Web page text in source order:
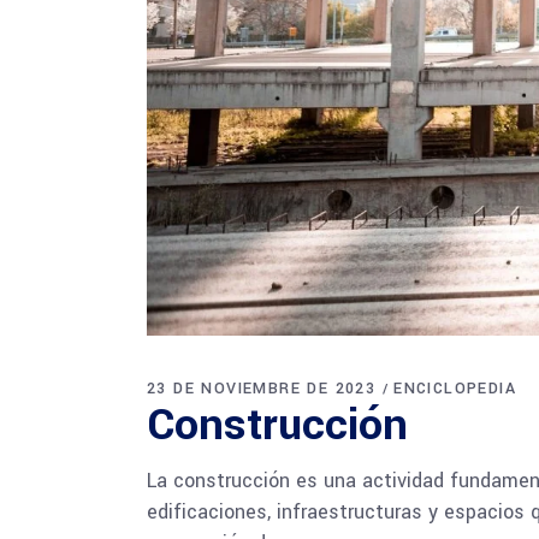
23 DE NOVIEMBRE DE 2023 ENCICLOPEDIA
Construcción
La construcción es una actividad
edificaciones, infraestructuras y espacios